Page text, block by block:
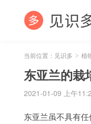
当前位置： 见识多 > 植
东亚兰的栽
2021-01-09 上午
东亚兰虽不具有